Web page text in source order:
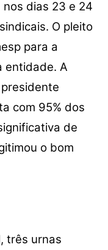
nos dias 23 e 24
O pleito
para a
entidade. A
com 95% dos
de
o bom
três urnas